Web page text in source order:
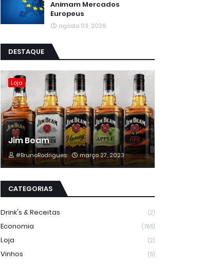
Animam Mercados
Europeus
agosto 03, 2026
DESTAQUE
Loja
Jim Beam
#BrunoRodrigues março 27, 2023
CATEGORIAS
Drink's & Receitas (2)
Economia (765)
Loja (2)
Vinhos (5)